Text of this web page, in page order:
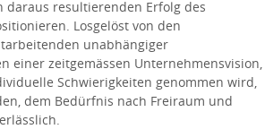
resultierenden Erfolg des
Losgelöst von den
unabhängiger
einer zeitgemässen Unternehmensvision,
Schwierigkeiten genommen wird,
dem Bedürfnis nach Freiraum und